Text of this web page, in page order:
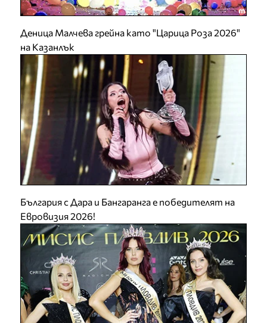
Деница Малчева грейна като "Царица Роза 2026"
на Казанлък
България с Дара и Бангаранга е победителят на
Евровизия 2026!